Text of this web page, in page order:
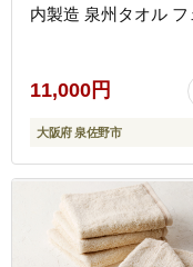
内製造 泉州タオル フ
プル 日用品 家族 フ
11,000円
大阪府 泉佐野市